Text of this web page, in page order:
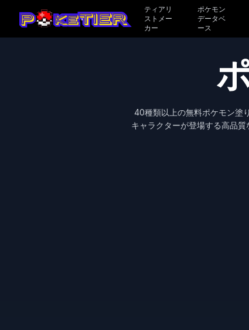
ティアリ
ストメー
カー
ポケモン
データベ
ース
40種類以上の無料ポケモン塗
キャラクターが登場する高品